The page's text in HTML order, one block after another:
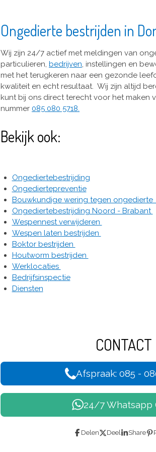
Ongedierte bestrijden in
Wij zijn 24/7 actief met meldingen van
particulieren, bedrijven, instellingen en
met het terugkeren naar een gezonde
kwaliteit en echt resultaat. Wij zijn altijd
kunt bij ons direct terecht voor het maken
nummer 085 080 5718.
Bekijk ook:
Ongediertebestrijding
Ongediertepreventie
Bouwkundige wering tegen ongedierte
Ongediertebestrijding Noord - Brabant
Wespennest verwijderen
Wespen laten bestrijden
Boktor bestrijden
Houtworm bestrijden
Werklocaties
Bedrijfsinspectie
Diensten
CONTACT
Afspraak: 085 -
24/7 Whatsapp
Delen Deel Share